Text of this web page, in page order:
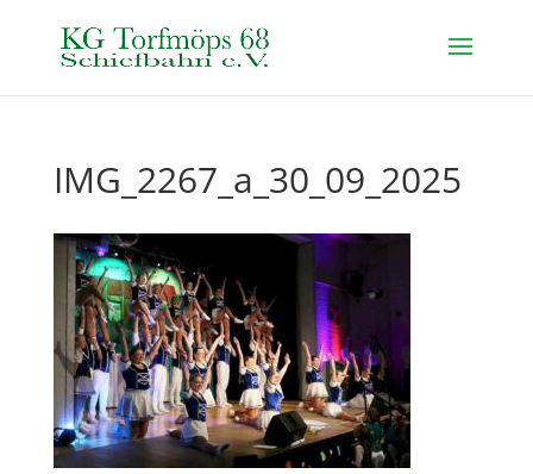
IMG_2267_a_30_09_2025